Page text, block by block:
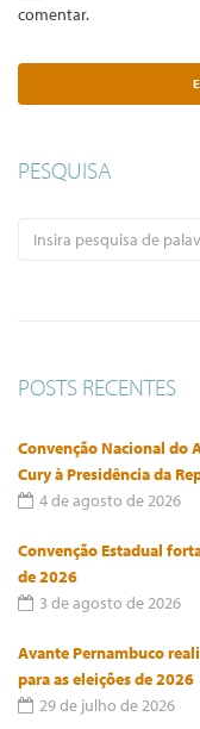
comentar.
PESQUISA
POSTS RECENTES
Convenção Nacional do
Cury à Presidência da
4 de agosto de 2026
Convenção Estadual
de 2026
3 de agosto de 2026
Avante Pernambuco
para as eleições de 2026
29 de julho de 2026